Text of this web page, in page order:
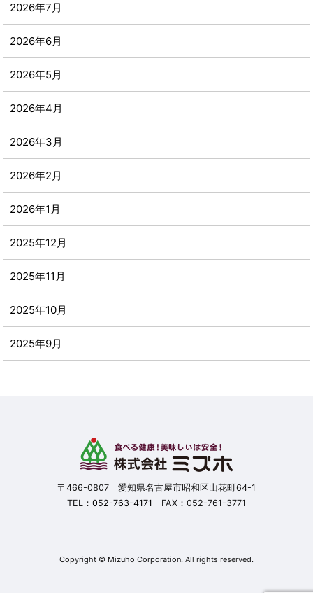
2026年7月
2026年6月
2026年5月
2026年4月
2026年3月
2026年2月
2026年1月
2025年12月
2025年11月
2025年10月
2025年9月
〒466-0807 愛知県名古屋市昭和区山花町64-1
TEL： 052-763-4171 FAX：052-761-3771
Copyright © Mizuho Corporation. All rights reserved.